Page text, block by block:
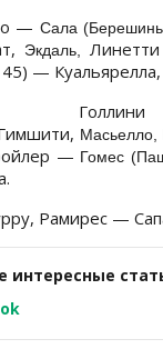
— Сала
Экдаль,
—
Масьелло,
— Гомес
Рамирес —
интересные